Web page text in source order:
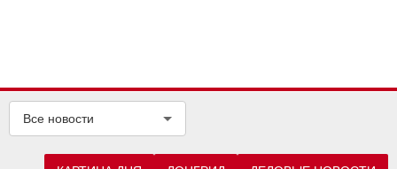
Все новости